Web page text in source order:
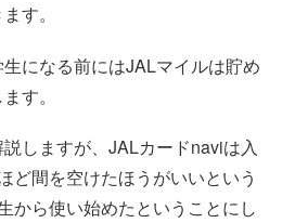
す。
になる前にはJALマイルは貯め
す。
しますが、JALカードnaviは入
ど間を空けたほうがいいという
から使い始めたということにし